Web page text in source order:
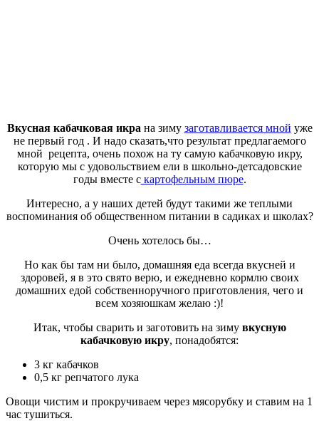
Вкусная кабачковая икра на зиму заготавливается мной уже
не первый год . И надо сказать,что результат предлагаемого
мной рецепта, очень похож на ту самую кабачковую икру,
которую мы с удовольствием ели в школьно-детсадовские
годы вместе скартофельным пюре.
Интересно, а у наших детей будут такими же теплыми
воспоминания об общественном питании в садиках и школах?
Очень хотелось бы…
Но как бы там ни было, домашняя еда всегда вкусней и
здоровей, я в это свято верю, и ежедневно кормлю своих
домашних едой собственноручного приготовления, чего и
всем хозяюшкам желаю :)!
Итак, чтобы сварить и заготовить на зиму вкусную
кабачковую икру, понадобятся:
3 кг кабачков
0,5 кг репчатого лука
Овощи чистим и прокручиваем через мясорубку и ставим на 1
час тушиться.